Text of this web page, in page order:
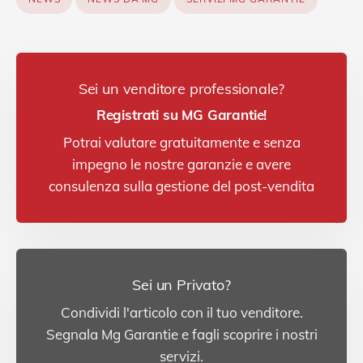
Sei un venditore professionale?
Registrati su MG Garantie!
Potrai valutare gratuitamente e senza
impegno le nostre garanzie e avere
consulenza sulla gestione del post-vendita
Sei un Privato?
Condividi l'articolo con il tuo venditore.
Segnala Mg Garantie e fagli scoprire i nostri
servizi.